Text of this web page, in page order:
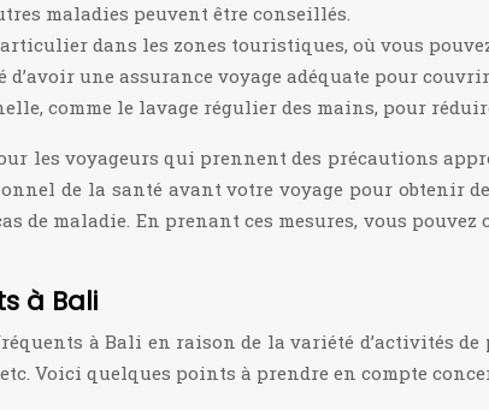
maladies peuvent être conseillés.
dans les zones touristiques, où vous
une assurance voyage adéquate pour
comme le lavage régulier des mains, pour
les voyageurs qui prennent des précautions
de la santé avant votre voyage pour obtenir
de maladie. En prenant ces mesures, vous
à Bali
à Bali en raison de la variété d’activités
Voici quelques points à prendre en compte